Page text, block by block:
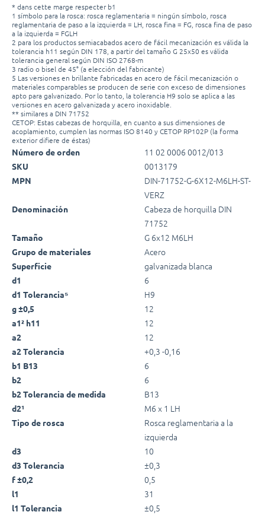
* dans cette marge respecter b1
1 símbolo para la rosca: rosca reglamentaria = ningún símbolo, rosca
reglamentaria de paso a la izquierda = LH, rosca fina = FG, rosca fina de paso
a la izquierda = FGLH
2 para los productos semiacabados acero de fácil mecanización es válida la
tolerancia h11 según DIN 178, a partir del tamaño G 25x50 es válida
tolerancia general según DIN ISO 2768-m
3 radio o bisel de 45° (a elección del fabricante)
5 Las versiones en brillante fabricadas en acero de fácil mecanización o
materiales comparables se producen de serie con exceso de dimensiones
apto para galvanizado. Por lo tanto, la tolerancia H9 solo se aplica a las
versiones en acero galvanizada y acero inoxidable.
** similares a DIN 71752
CETOP: Estas cabezas de horquilla, en cuanto a sus dimensiones de
acoplamiento, cumplen las normas ISO 8140 y CETOP RP102P (la forma
exterior difiere de éstas)
Número de orden 11 02 0006 0012/013
SKU 0013179
MPN
DIN-71752-G-6X12-M6LH-ST-
VERZ
Denominación
Cabeza de horquilla DIN
71752
Tamaño G 6x12 M6LH
Grupo de materiales Acero
Superficie galvanizada blanca
d1 6
d1 Tolerancia⁵ H9
g ±0,5 12
a1² h11 12
a2 12
a2 Tolerancia +0,3 -0,16
b1 B13 6
b2 6
b2 Tolerancia de medida B13
d2¹ M6 x 1 LH
Tipo de rosca
Rosca reglamentaria a la
izquierda
d3 10
d3 Tolerancia ±0,3
f ±0,2 0,5
l1 31
l1 Tolerancia ±0,5